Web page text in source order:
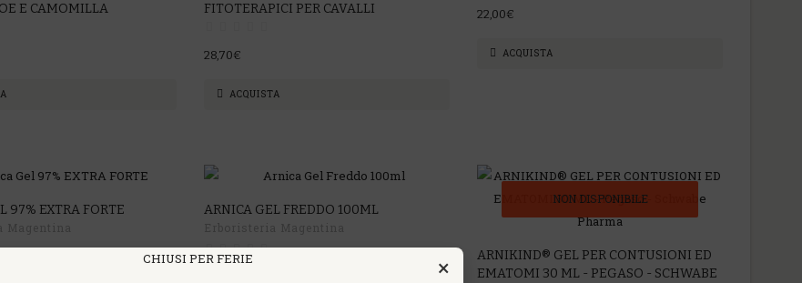
E CAMOMILLA
FITOTERAPICI PER CAVALLI
28,70€
ACQUISTA
22,00€
ACQUISTA
97% EXTRA FORTE ARNICA GEL FREDDO 100ML
NON DISPONIBILE
ARNIKIND® GEL PER CONTUSIONI ED
EMATOMI 30 ML - PEGASO - SCHWABE
×